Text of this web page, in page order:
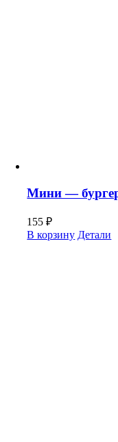
Мини —
155₽
В корзину Детали